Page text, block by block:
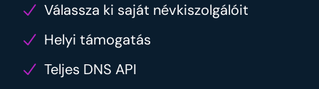
Válassza ki saját névkiszolgálóit
Helyi támogatás
Teljes DNS API